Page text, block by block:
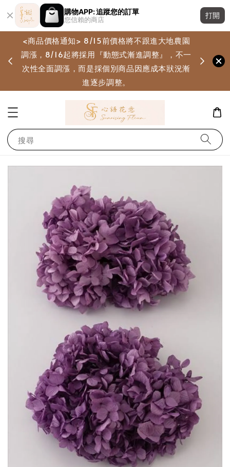
購物APP: 追蹤您的訂單
您信賴的商店
打開
<商品價格通知> 8/15前價格將不跟進大地農園
調漲，8/16起將採用『動態式漸進調整』，不一
次性全面調漲，而是採個別商品因應成本狀況漸
進逐步調整。
搜尋